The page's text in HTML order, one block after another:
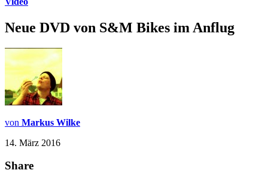
Neue DVD von S&M Bikes im Anflug
von Markus Wilke
14. März 2016
Share